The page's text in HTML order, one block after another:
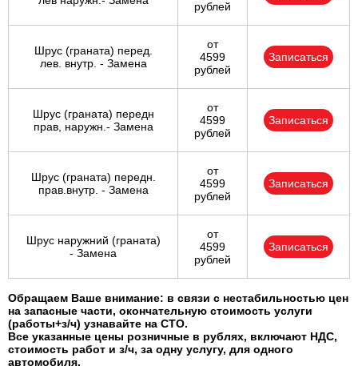
рублей
Шрус (граната) перед.
лев. внутр. - Замена
от
4599
рублей
Записаться
Шрус (граната) передн
прав, наружн.- Замена
от
4599
рублей
Записаться
Шрус (граната) передн.
прав.внутр. - Замена
от
4599
рублей
Записаться
Шрус наружний (граната)
- Замена
от
4599
рублей
Записаться
Обращаем Ваше внимание: в связи с нестабильностью цен
на запасные части, окончательную стоимость услуги
(работы+з/ч) узнавайте на СТО.
Все указанные цены розничные в рублях, включают НДС,
стоимость работ и з/ч, за одну услугу, для одного
автомобиля.